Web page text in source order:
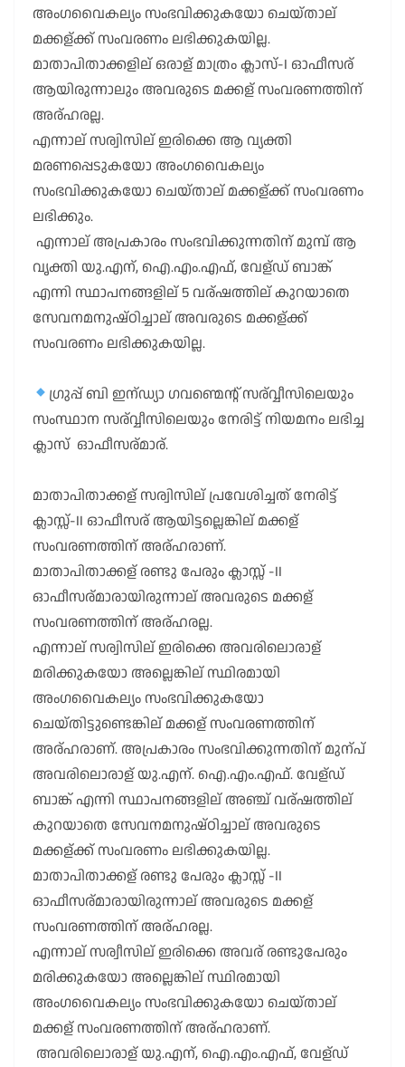
അംഗവൈകല്യം സംഭവിക്കുകയോ ചെയ്താല്
മക്കള്ക്ക് സംവരണം ലഭിക്കുകയില്ല.
മാതാപിതാക്കളില് ഒരാള് മാത്രം ക്ലാസ്-I ഓഫീസര്
ആയിരുന്നാലും അവരുടെ മക്കള് സംവരണത്തിന്
അര്ഹരല്ല.
എന്നാല് സര്വിസില് ഇരിക്കെ ആ വ്യക്തി
മരണപ്പെടുകയോ അംഗവൈകല്യം
സംഭവിക്കുകയോ ചെയ്താല് മക്കള്ക്ക് സംവരണം
ലഭിക്കും.
എന്നാല് അപ്രകാരം സംഭവിക്കുന്നതിന് മുമ്പ് ആ
വൃക്തി യു.എന്, ഐ.എം.എഫ്, വേള്ഡ് ബാങ്ക്
എന്നി സ്ഥാപനങ്ങളില് 5 വര്ഷത്തില് കുറയാതെ
സേവനമനുഷ്ഠിച്ചാല് അവരുടെ മക്കള്ക്ക്
സംവരണം ലഭിക്കുകയില്ല.
ഗ്രുപ്പ് ബി ഇന്ഡ്യാ ഗവണ്മെന്റ് സര്വ്വീസിലെയും
സംസ്ഥാന സര്വ്വീസിലെയും നേരിട്ട് നിയമനം ലഭിച്ച
ക്ലാസ് ഓഫീസര്മാര്.
മാതാപിതാക്കള് സര്വിസില് പ്രവേശിച്ചത് നേരിട്ട്
ക്ലാസ്സ്-II ഓഫീസര് ആയിട്ടല്ലെങ്കില് മക്കള്
സംവരണത്തിന് അര്ഹരാണ്.
മാതാപിതാക്കള് രണ്ടു പേരും ക്ലാസ്സ് -II
ഓഫീസര്മാരായിരുന്നാല് അവരുടെ മക്കള്
സംവരണത്തിന് അര്ഹരല്ല.
എന്നാല് സര്വിസില് ഇരിക്കെ അവരിലൊരാള്
മരിക്കുകയോ അല്ലെങ്കില് സ്ഥിരമായി
അംഗവൈകല്യം സംഭവിക്കുകയോ
ചെയ്തിട്ടുണ്ടെങ്കില് മക്കള് സംവരണത്തിന്
അര്ഹരാണ്. അപ്രകാരം സംഭവിക്കുന്നതിന് മുന്പ്
അവരിലൊരാള് യു.എന്. ഐ.എം.എഫ്. വേള്ഡ്
ബാങ്ക് എന്നി സ്ഥാപനങ്ങളില് അഞ്ച് വര്ഷത്തില്
കുറയാതെ സേവനമനുഷ്ഠിച്ചാല് അവരുടെ
മക്കള്ക്ക് സംവരണം ലഭിക്കുകയില്ല.
മാതാപിതാക്കള് രണ്ടു പേരും ക്ലാസ്സ് -II
ഓഫീസര്മാരായിരുന്നാല് അവരുടെ മക്കള്
സംവരണത്തിന് അര്ഹരല്ല.
എന്നാല് സര്വീസില് ഇരിക്കെ അവര് രണ്ടുപേരും
മരിക്കുകയോ അല്ലെങ്കില് സ്ഥിരമായി
അംഗവൈകല്യം സംഭവിക്കുകയോ ചെയ്താല്
മക്കള് സംവരണത്തിന് അര്ഹരാണ്.
അവരിലൊരാള് യു.എന്, ഐ.എം.എഫ്, വേള്ഡ്